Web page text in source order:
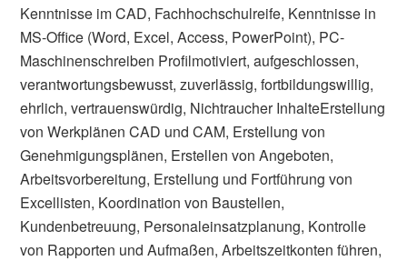
Kenntnisse im CAD, Fachhochschulreife, Kenntnisse in
MS-Office (Word, Excel, Access, PowerPoint), PC-
Maschinenschreiben Profilmotiviert, aufgeschlossen,
verantwortungsbewusst, zuverlässig, fortbildungswillig,
ehrlich, vertrauenswürdig, Nichtraucher InhalteErstellung
von Werkplänen CAD und CAM, Erstellung von
Genehmigungsplänen, Erstellen von Angeboten,
Arbeitsvorbereitung, Erstellung und Fortführung von
Excellisten, Koordination von Baustellen,
Kundenbetreuung, Personaleinsatzplanung, Kontrolle
von Rapporten und Aufmaßen, Arbeitszeitkonten führen,